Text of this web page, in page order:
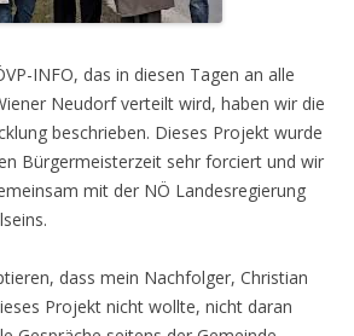
INFO, das in diesen Tagen an alle
Neudorf verteilt wird, haben wir die
beschrieben. Dieses Projekt wurde
Bürgermeisterzeit sehr forciert und wir
mit der NÖ Landesregierung
dass mein Nachfolger, Christian
Projekt nicht wollte, nicht daran